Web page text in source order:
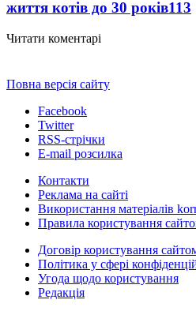
життя котів до 30 років113
Читати коментарі
Повна версія сайту
Facebook
Twitter
RSS-стрічки
E-mail розсилка
Контакти
Реклама на сайті
Використання матеріалів
Правила користування
Договір користування
Політика у сфері
Угода щодо користування
Редакція